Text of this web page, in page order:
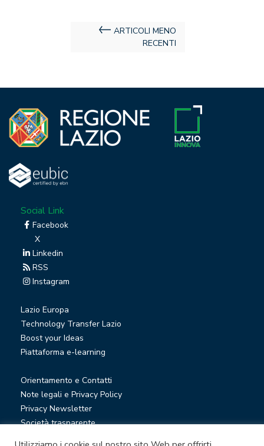
ARTICOLI MENO
RECENTI
Social Link
Facebook
X
Linkedin
RSS
Instagram
Lazio Europa
Technology Transfer Lazio
Boost your Ideas
Piattaforma e-learning
Orientamento e Contatti
Note legali e Privacy Policy
Privacy Newsletter
Società trasparente